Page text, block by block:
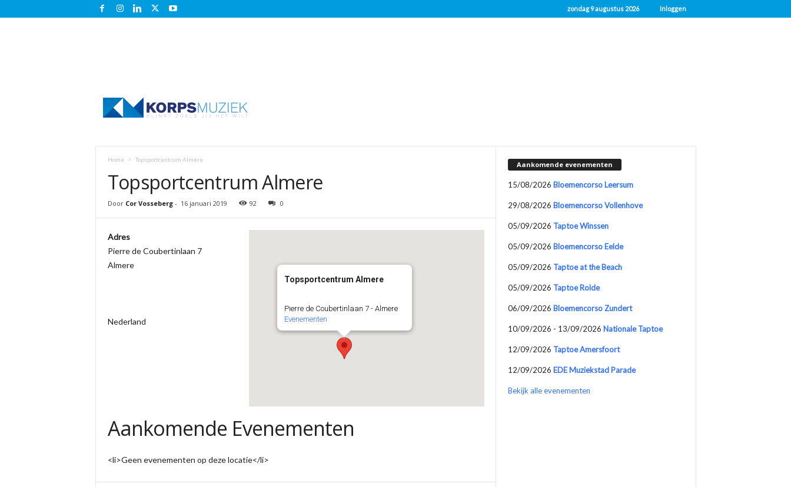
zondag 9 augustus 2026 Inloggen
Home Topsportcentrum Almere
Topsportcentrum Almere
Door Cor Vosseberg- 16 januari 2019 92 0
Topsportcentrum Almere
Pierre de Coubertinlaan 7 - Almere
Evenementen
Adres
Pierre de Coubertinlaan 7
Almere
Nederland
Aankomende Evenementen
<li>Geen evenementen op deze locatie</li>
Aankomende evenementen
15/08/2026 Bloemencorso Leersum
29/08/2026 Bloemencorso Vollenhove
05/09/2026 Taptoe Winssen
05/09/2026 Bloemencorso Eelde
05/09/2026 Taptoe at the Beach
05/09/2026 Taptoe Rolde
06/09/2026 Bloemencorso Zundert
10/09/2026 - 13/09/2026 Nationale Taptoe
12/09/2026 Taptoe Amersfoort
12/09/2026 EDE Muziekstad Parade
Bekijk alle evenementen